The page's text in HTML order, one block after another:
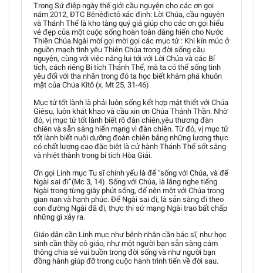
Trong Sứ điệp ngày thế giới cầu nguyện cho các ơn gọi
năm 2012, ĐTC Bênêđictô xác định: Lời Chúa, cầu nguyện
và Thánh Thể là kho tàng quý giá giúp cho các ơn gọi hiểu
vẻ đẹp của một cuộc sống hoàn toàn dâng hiến cho Nước
Thiên Chúa.Ngài mời gọi mời gọi các mục tử : Khi kín múc ở
nguồn mạch tình yêu Thiên Chúa trong đời sống cầu
nguyện, cùng với việc năng lui tới với Lời Chúa và các Bí
tích, cách riêng Bí tích Thánh Thể, mà ta có thể sống tình
yêu đối với tha nhân trong đó ta học biết khám phá khuôn
mặt của Chúa Kitô (x. Mt 25, 31-46).
Mục tử tốt lành là phải luôn sống kết hợp mật thiết với Chúa
Giêsu, luôn khát khao và cầu xin ơn Chúa Thánh Thần. Nhờ
đó, vị mục tử tốt lành biết rõ đàn chiên,yêu thương đàn
chiên và sẵn sàng hiến mạng vì đàn chiên. Từ đó, vị mục tử
tốt lành biết nuôi dưỡng đoàn chiên bằng những lương thực
có chất lượng cao đặc biệt là cử hành Thánh Thể sốt sắng
và nhiệt thành trong bí tích Hòa Giải.
Ơn gọi Linh mục Tu sĩ chính yếu là để “sống với Chúa, và để
Ngài sai đi”(Mc 3, 14). Sống với Chúa, là lắng nghe tiếng
Ngài trong từng giây phút sống, để nên một với Chúa trong
gian nan và hạnh phúc. Để Ngài sai đi, là sẵn sàng đi theo
con đường Ngài đã đi, thực thi sứ mạng Ngài trao bất chấp
những gì xảy ra.
Giáo dân cần Linh mục như bệnh nhân cần bác sĩ, như học
sinh cần thầy cô giáo, như một người bạn sẵn sàng cảm
thông chia sẻ vui buồn trong đời sống và như người bạn
đồng hành giúp đỡ trong cuộc hành trình tiến về đời sau.